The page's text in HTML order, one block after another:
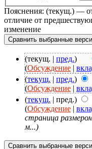
Пояснения: (текущ.) —
отличие от
изменение
(текущ. | пред.)
(Обсуждение |
(текущ. | пред.)
(Обсуждение |
(текущ. | пред.)
(Обсуждение |
страница
м...)